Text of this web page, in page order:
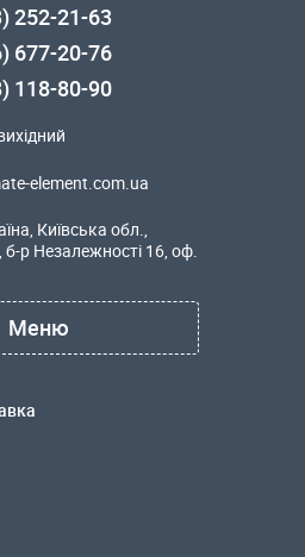
252-21-63
677-20-76
118-80-90
element.com.ua
Київська обл.,
р Незалежності 16, оф.
Меню